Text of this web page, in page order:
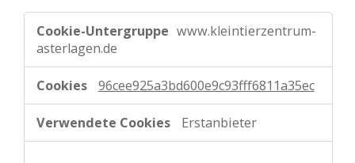
notwendige
Cookies
www.kleintierzentrum-
asterlagen.de
96cee925a3bd600e9c93fff6811a35ec
Erstanbieter